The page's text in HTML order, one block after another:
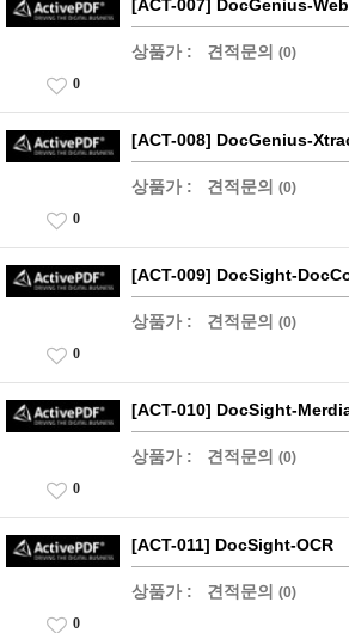
[ACT-007] DocGenius-
상품가 : 견적문의 (0)
0
[ACT-008] DocGenius-
상품가 : 견적문의 (0)
0
[ACT-009] DocSight-
상품가 : 견적문의 (0)
0
[ACT-010] DocSight-
상품가 : 견적문의 (0)
0
[ACT-011] DocSight-OCR
상품가 : 견적문의 (0)
0